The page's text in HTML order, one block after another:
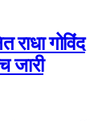
राधा गोविंद
जारी